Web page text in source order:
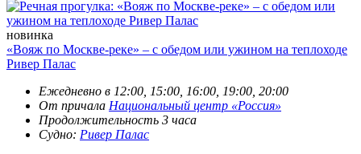
новинка
«Вояж по Москве-реке» – с обедом или ужином на теплоходе
Ривер Палас
Ежедневно в 12:00, 15:00, 16:00, 19:00, 20:00
От причала Национальный центр «Россия»
Продолжительность 3 часа
Судно: Ривер Палас